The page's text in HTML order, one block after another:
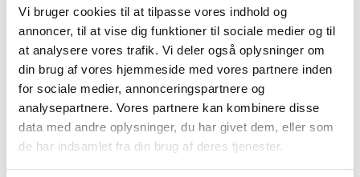
Vi bruger cookies til at tilpasse vores indhold og
annoncer, til at vise dig funktioner til sociale medier og til
at analysere vores trafik. Vi deler også oplysninger om
din brug af vores hjemmeside med vores partnere inden
for sociale medier, annonceringspartnere og
analysepartnere. Vores partnere kan kombinere disse
data med andre oplysninger, du har givet dem, eller som
de har indsamlet fra din brug af deres tjenester.
30,00 DKK
(inkl. moms)
VIS PRODUKT